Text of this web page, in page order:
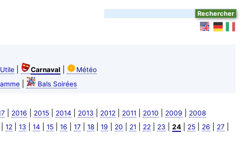
Utile| Carnaval
Météo
| Bals Soirées
2016 2015| 2014 2013 2012 2011 2010 2009
2008
12 13 14 15| 16 17 18| 19 20 21 22 23 24| 25| 26 27